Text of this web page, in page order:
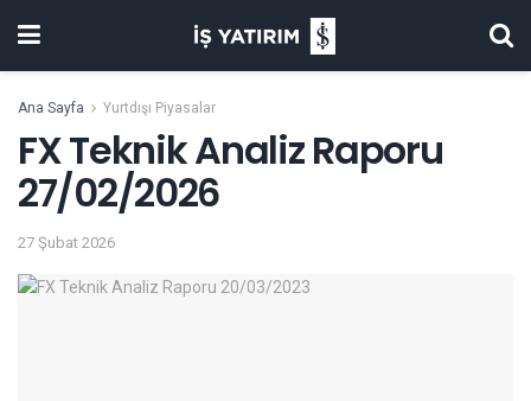
Ana Sayfa Yurtdışı Piyasalar
FX Teknik Analiz Raporu
27/02/2026
27 Şubat 2026